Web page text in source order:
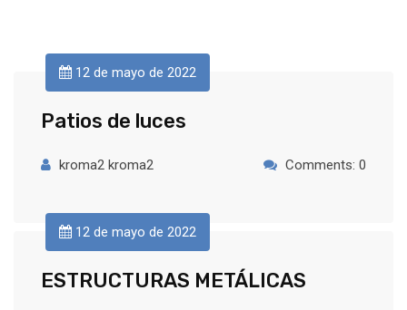
12 de mayo de 2022
Patios de luces
kroma2 kroma2 Comments: 0
12 de mayo de 2022
ESTRUCTURAS METÁLICAS